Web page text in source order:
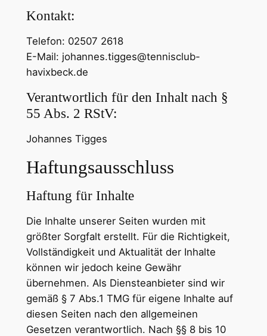
Kontakt:
Telefon: 02507 2618
E-Mail: johannes.tigges@tennisclub-
havixbeck.de
Verantwortlich für den Inhalt nach §
55 Abs. 2 RStV:
Johannes Tigges
Haftungsausschluss
Haftung für Inhalte
Die Inhalte unserer Seiten wurden mit
größter Sorgfalt erstellt. Für die Richtigkeit,
Vollständigkeit und Aktualität der Inhalte
können wir jedoch keine Gewähr
übernehmen. Als Diensteanbieter sind wir
gemäß § 7 Abs.1 TMG für eigene Inhalte auf
diesen Seiten nach den allgemeinen
Gesetzen verantwortlich. Nach §§ 8 bis 10